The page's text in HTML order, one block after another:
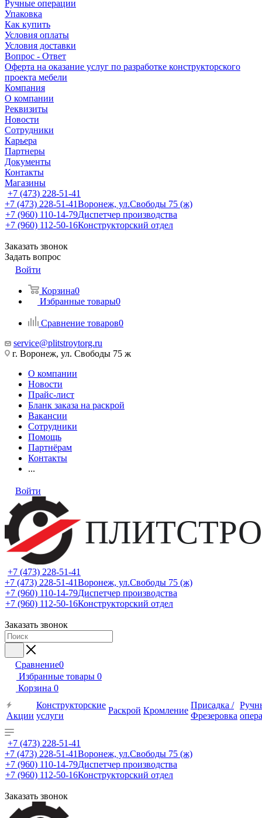
Ручные операции
Упаковка
Как купить
Условия оплаты
Условия доставки
Вопрос - Ответ
Оферта на оказание услуг по разработке конструкторского
проекта мебели
Компания
О компании
Реквизиты
Новости
Сотрудники
Карьера
Партнеры
Документы
Контакты
Магазины
+7 (473) 228-51-41
+7 (473) 228-51-41Воронеж, ул.Свободы 75 (ж)
+7 (960) 110-14-79Диспетчер производства
+7 (960) 112-50-16Конструкторский отдел
Заказать звонок
Задать вопрос
Войти
Корзина0
Избранные товары0
Сравнение товаров0
service@plitstroytorg.ru
г. Воронеж, ул. Свободы 75 ж
О компании
Новости
Прайс-лист
Бланк заказа на раскрой
Вакансии
Сотрудники
Помощь
Партнёрам
Контакты
...
Войти
+7 (473) 228-51-41
+7 (473) 228-51-41Воронеж, ул.Свободы 75 (ж)
+7 (960) 110-14-79Диспетчер производства
+7 (960) 112-50-16Конструкторский отдел
Заказать звонок
Сравнение0
Избранные товары 0
Корзина 0
Акции
Конструкторские
услуги
Раскрой Кромление
Присадка /
Фрезеровка
+7 (473) 228-51-41
+7 (473) 228-51-41Воронеж, ул.Свободы 75 (ж)
+7 (960) 110-14-79Диспетчер производства
+7 (960) 112-50-16Конструкторский отдел
Заказать звонок